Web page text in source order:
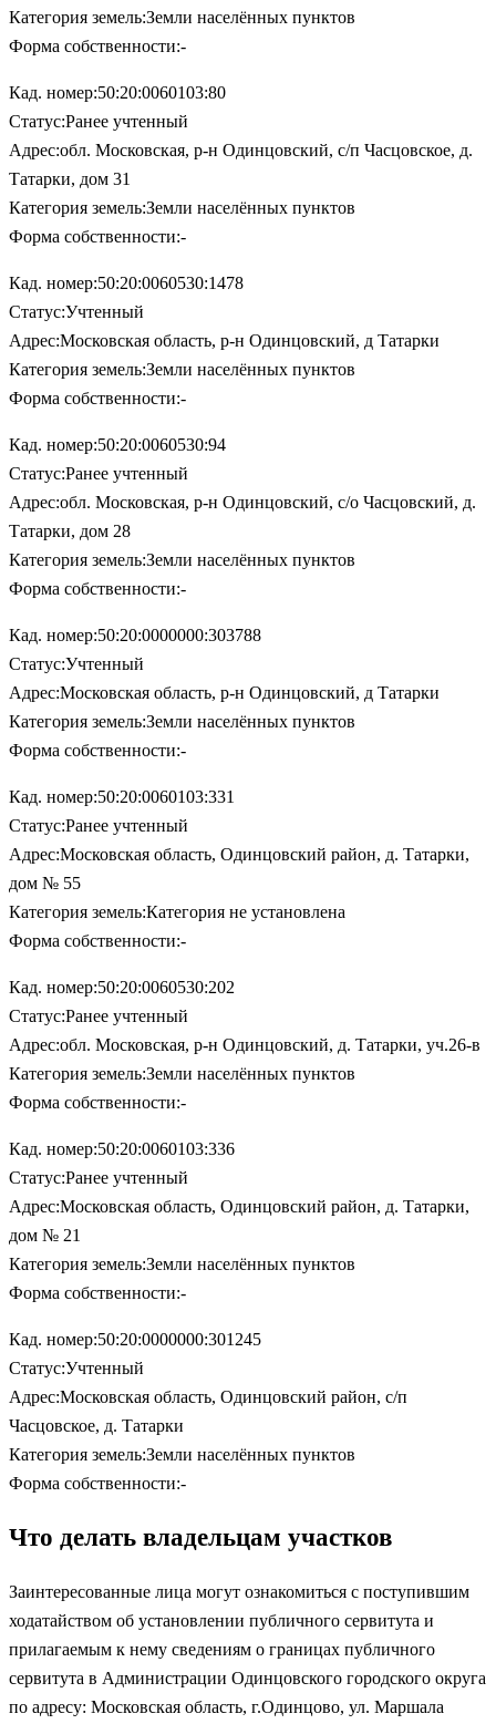
Категория земель:Земли населённых пунктов
Форма собственности:-
Кад. номер:50:20:0060103:80
Статус:Ранее учтенный
Адрес:обл. Московская, р-н Одинцовский, с/п Часцовское, д.
Татарки, дом 31
Категория земель:Земли населённых пунктов
Форма собственности:-
Кад. номер:50:20:0060530:1478
Статус:Учтенный
Адрес:Московская область, р-н Одинцовский, д Татарки
Категория земель:Земли населённых пунктов
Форма собственности:-
Кад. номер:50:20:0060530:94
Статус:Ранее учтенный
Адрес:обл. Московская, р-н Одинцовский, с/о Часцовский, д.
Татарки, дом 28
Категория земель:Земли населённых пунктов
Форма собственности:-
Кад. номер:50:20:0000000:303788
Статус:Учтенный
Адрес:Московская область, р-н Одинцовский, д Татарки
Категория земель:Земли населённых пунктов
Форма собственности:-
Кад. номер:50:20:0060103:331
Статус:Ранее учтенный
Адрес:Московская область, Одинцовский район, д. Татарки,
дом № 55
Категория земель:Категория не установлена
Форма собственности:-
Кад. номер:50:20:0060530:202
Статус:Ранее учтенный
Адрес:обл. Московская, р-н Одинцовский, д. Татарки, уч.26-в
Категория земель:Земли населённых пунктов
Форма собственности:-
Кад. номер:50:20:0060103:336
Статус:Ранее учтенный
Адрес:Московская область, Одинцовский район, д. Татарки,
дом № 21
Категория земель:Земли населённых пунктов
Форма собственности:-
Кад. номер:50:20:0000000:301245
Статус:Учтенный
Адрес:Московская область, Одинцовский район, с/п
Часцовское, д. Татарки
Категория земель:Земли населённых пунктов
Форма собственности:-
Что делать владельцам участков
Заинтересованные лица могут ознакомиться с поступившим
ходатайством об установлении публичного сервитута и
прилагаемым к нему сведениям о границах публичного
сервитута в Администрации Одинцовского городского округа
по адресу: Московская область, г.Одинцово, ул. Маршала